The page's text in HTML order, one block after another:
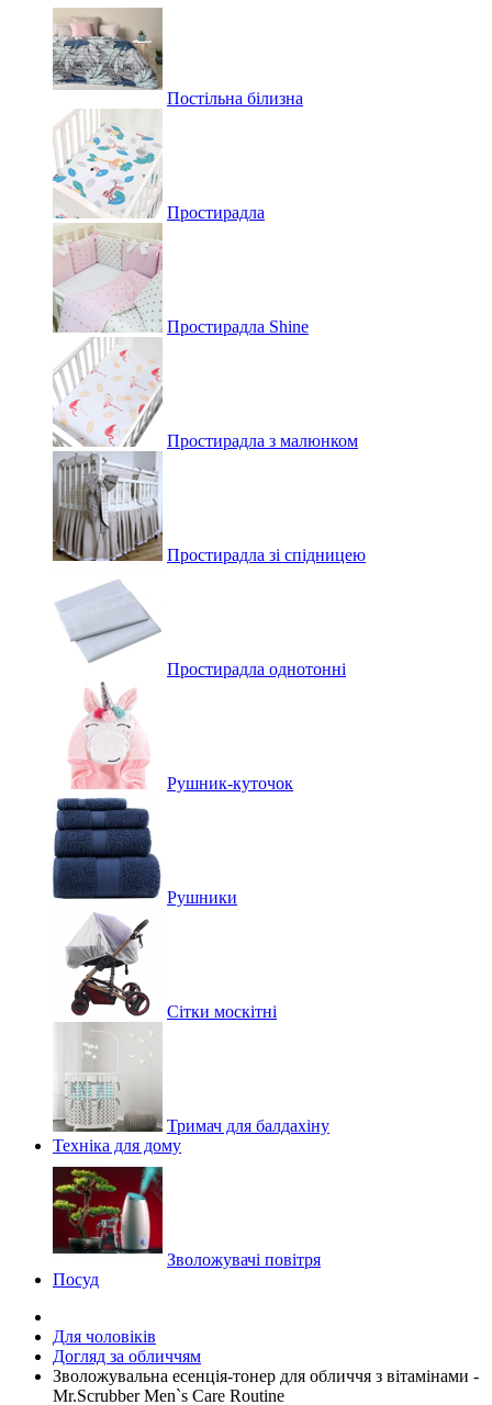
Постільна білизна
Простирадла
Простирадла Shine
Простирадла з малюнком
Простирадла зі спідницею
Простирадла однотонні
Рушник-куточок
Рушники
Сітки москітні
Тримач для балдахіну
Техніка для дому
Зволожувачі повітря
Посуд
Для чоловіків
Догляд за обличчям
Зволожувальна есенція-тонер для обличчя з вітамінами -
Mr.Scrubber Men`s Care Routine